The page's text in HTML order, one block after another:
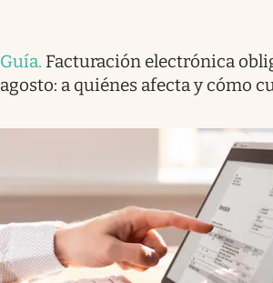
Guía. Facturación electrónica
agosto: a quiénes afecta y cómo